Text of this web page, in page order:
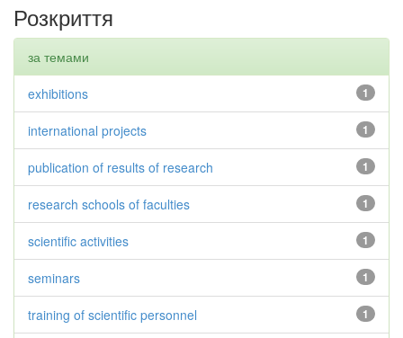
Розкриття
за темами
1
exhibitions
1
international projects
1
publication of results of research
1
research schools of faculties
1
scientific activities
1
seminars
1
training of scientific personnel